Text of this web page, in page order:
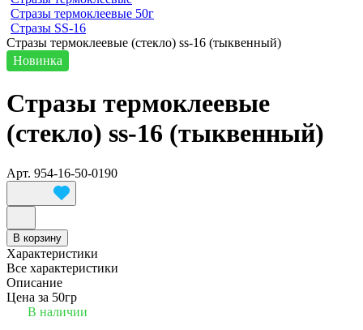
Стразы термоклеевые 50г
Стразы SS-16
Стразы термоклеевые (стекло) ss-16 (тыквенный)
Новинка
Стразы термоклеевые
(стекло) ss-16 (тыквенный)
Арт. 954-16-50-0190
В корзину
Характеристики
Все характеристики
Описание
Цена за 50гр
В наличии